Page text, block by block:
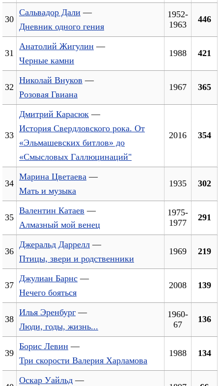
30
Сальвадор Дали —
Дневник одного гения
1952-
1963
446
31
Анатолий Жигулин —
Черные камни
1988 421
32
Николай Внуков —
Розовая Гвиана
1967 365
33
Дмитрий Карасюк —
История Свердловского рока. От
«Эльмашевских битлов» до
«Смысловых Галлюцинаций"
2016 354
34
Марина Цветаева —
Мать и музыка
1935 302
35
Валентин Катаев —
Алмазный мой венец
1975-
1977
291
36
Джеральд Даррелл —
Птицы, звери и родственники
1969 219
37
Джулиан Барнс —
Нечего бояться
2008 139
38
Илья Эренбург —
Люди, годы, жизнь...
1960-
67
136
39
Борис Левин —
Три скорости Валерия Харламова
1988 134
Оскар Уайльд —